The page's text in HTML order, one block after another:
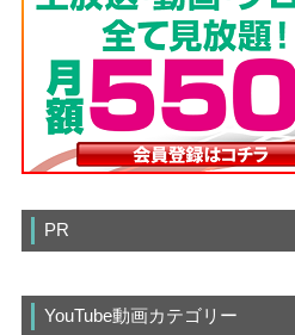
PR
YouTube動画カテゴリー